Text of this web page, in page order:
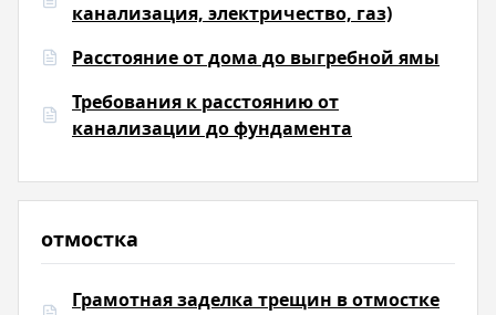
канализация, электричество, газ)
Расстояние от дома до выгребной ямы
Требования к расстоянию от
канализации до фундамента
отмостка
Грамотная заделка трещин в отмостке